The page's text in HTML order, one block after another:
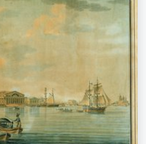
een boom.